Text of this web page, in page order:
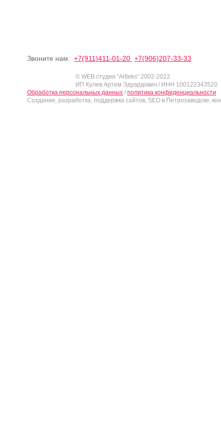
Звоните нам: +7(911)411-01-20 +7(906)207-33-33
© WEB студия "Artleks" 2002-2022
ИП Кулев Артем Эдуардович / ИНН 100122343520
Обработка персональных данных / политика конфиденциальности
Создание, разработка, поддержка сайтов, SEO в Петрозаводске,